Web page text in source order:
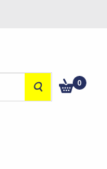
Zoeken 0